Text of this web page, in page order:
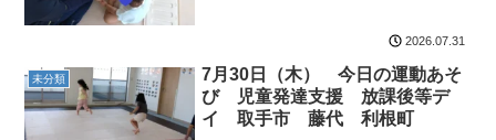
2026.07.31
未分類
7月30日（木） 今日の運動あそ
び 児童発達支援 放課後等デ
イ 取手市 藤代 利根町